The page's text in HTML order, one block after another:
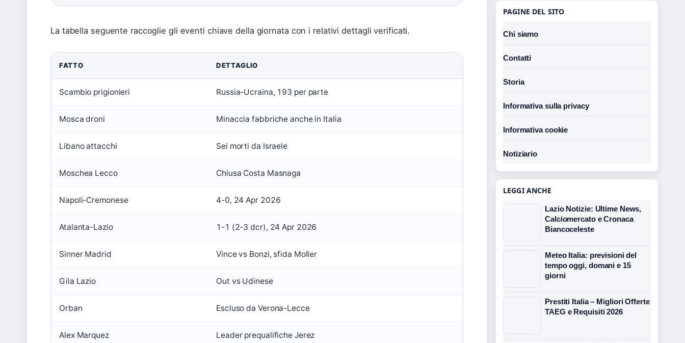
La tabella seguente raccoglie gli eventi chiave della giornata con i relativi dettagli verificati.
FATTO DETTAGLIO
Scambio prigionieri Russia-Ucraina, 193 per parte
Mosca droni Minaccia fabbriche anche in Italia
Libano attacchi Sei morti da Israele
Moschea Lecco Chiusa Costa Masnaga
Napoli-Cremonese 4-0, 24 Apr 2026
Atalanta-Lazio 1-1 (2-3 dcr), 24 Apr 2026
Sinner Madrid Vince vs Bonzi, sfida Moller
Gila Lazio Out vs Udinese
Orban Escluso da Verona-Lecce
Alex Marquez Leader prequalifiche Jerez
PAGINE DEL SITO
Chi siamo
Contatti
Storia
Informativa sulla privacy
Informativa cookie
Notiziario
LEGGI ANCHE
Lazio Notizie: Ultime News,
Calciomercato e Cronaca
Biancoceleste
Meteo Italia: previsioni del
tempo oggi, domani e 15
giorni
Prestiti Italia – Migliori Offerte
TAEG e Requisiti 2026